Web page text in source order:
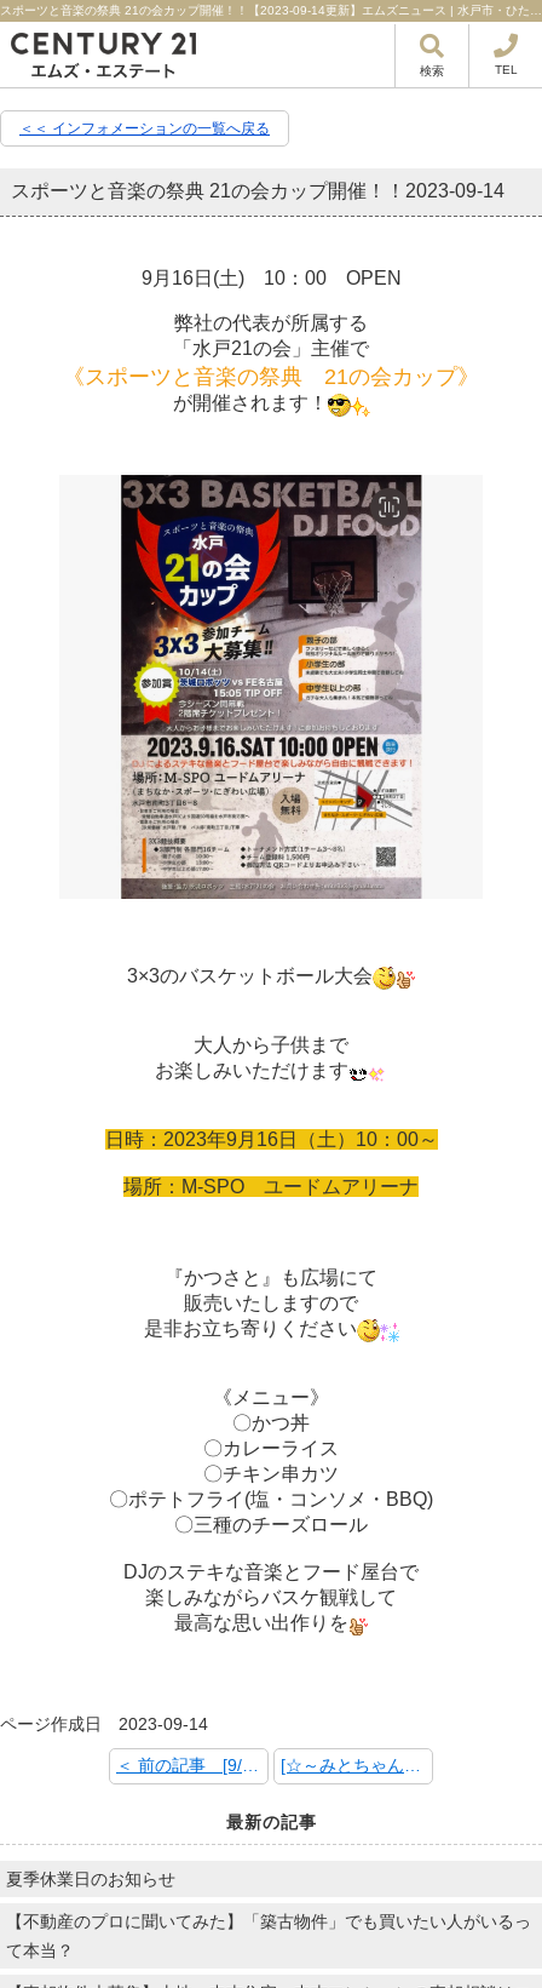
検索 TEL
＜＜ インフォメーションの一覧へ戻る
スポーツと音楽の祭典 21の会カップ開催！！ 2023-09-14
9月16日(土) 10：00 OPEN
弊社の代表が所属する
「水戸21の会」主催で
《スポーツと音楽の祭典 21の会カップ》
が開催されます！
3×3のバスケットボール大会
大人から子供まで
お楽しみいただけます
日時：2023年9月16日（土）10：00～
場所：M-SPO ユードムアリーナ
『かつさと』も広場にて
販売いたしますので
是非お立ち寄りください
《メニュー》
〇かつ丼
〇カレーライス
〇チキン串カツ
〇ポテトフライ(塩・コンソメ・BBQ)
〇三種のチーズロール
DJのステキな音楽とフード屋台で
楽しみながらバスケ観戦して
最高な思い出作りを
ページ作成日 2023-09-14
最新の記事
夏季休業日のお知らせ
【不動産のプロに聞いてみた】「築古物件」でも買いたい人がいるっ
て本当？